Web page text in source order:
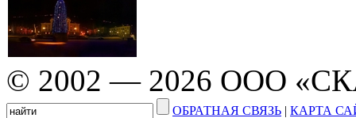
© 2002 — 2026 ООО
ОБРАТНАЯ СВЯЗЬ | КАРТА